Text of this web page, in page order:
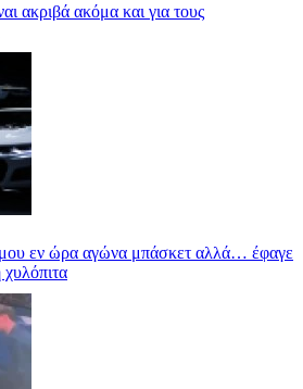
ακριβά ακόμα και για τους
εν ώρα αγώνα μπάσκετ αλλά… έφαγε